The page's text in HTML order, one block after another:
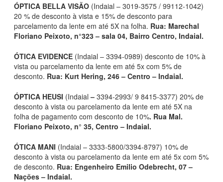
ÓPTICA BELLA VISÃO (Indaial – 3019-3575 / 99112-1042)
20 % de desconto à vista e 15% de desconto para
parcelamento da lente em até 5X na folha. Rua: Marechal
Floriano Peixoto, n°323 – sala 04, Bairro Centro, Indaial.
ÓTICA EVIDENCE (Indaial – 3394-0989) desconto de 10% à
vista ou parcelamento da lente em até 5x com 5% de
desconto. Rua: Kurt Hering, 246 – Centro – Indaial.
ÓPTICA HEUSI (Indaial – 3394-2993/ 9 8415-3377) 20% de
desconto à vista ou parcelamento da lente em até 5X na
folha de pagamento com desconto de 10%. Rua Mal.
Floriano Peixoto, n° 35, Centro – Indaial.
ÓTICA MANI (Indaial – 3333-5800/3394-8797) 10% de
desconto à vista ou parcelamento da lente em até 5x com 5%
de desconto. Rua: Engenheiro Emilio Odebrecht, 07 –
Nações – Indaial.